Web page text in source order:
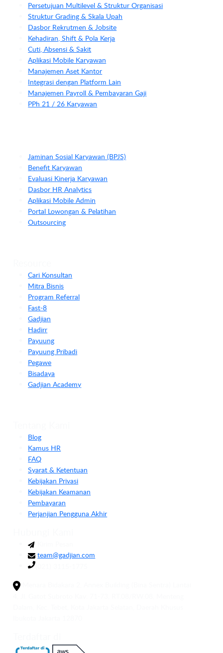
Persetujuan Multilevel & Struktur Organisasi
Struktur Grading & Skala Upah
Dasbor Rekrutmen & Jobsite
Kehadiran, Shift & Pola Kerja
Cuti, Absensi & Sakit
Aplikasi Mobile Karyawan
Manajemen Aset Kantor
Integrasi dengan Platform Lain
Manajemen Payroll & Pembayaran Gaji
PPh 21 / 26 Karyawan
Jaminan Sosial Karyawan (BPJS)
Benefit Karyawan
Evaluasi Kinerja Karyawan
Dasbor HR Analytics
Aplikasi Mobile Admin
Portal Lowongan & Pelatihan
Outsourcing
Cari Konsultan
Mitra Bisnis
Program Referral
Fast-8
Gadjian
Hadirr
Payuung
Payuung Pribadi
Pegawe
Bisadaya
Gadjian Academy
Blog
Kamus HR
FAQ
Syarat & Ketentuan
Kebijakan Privasi
Kebijakan Keamanan
Pembayaran
Perjanjian Pengguna Akhir
team@gadjian.com